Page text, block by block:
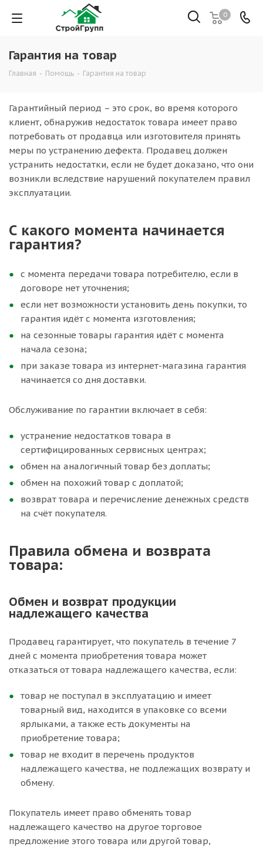
0
Гарантия на товар
Главная - Помощь - Гарантия на товар
Гарантийный период – это срок, во время которого
клиент, обнаружив недостаток товара имеет право
потребовать от продавца или изготовителя принять
меры по устранению дефекта. Продавец должен
устранить недостатки, если не будет доказано, что они
возникли вследствие нарушений покупателем правил
эксплуатации.
С какого момента начинается
гарантия?
с момента передачи товара потребителю, если в
договоре нет уточнения;
если нет возможности установить день покупки, то
гарантия идёт с момента изготовления;
на сезонные товары гарантия идёт с момента
начала сезона;
при заказе товара из интернет-магазина гарантия
начинается со дня доставки.
Обслуживание по гарантии включает в себя:
устранение недостатков товара в
сертифицированных сервисных центрах;
обмен на аналогичный товар без доплаты;
обмен на похожий товар с доплатой;
возврат товара и перечисление денежных средств
на счёт покупателя.
Правила обмена и возврата
товара:
Обмен и возврат продукции
надлежащего качества
Продавец гарантирует, что покупатель в течение 7
дней с момента приобретения товара может
отказаться от товара надлежащего качества, если:
товар не поступал в эксплуатацию и имеет
товарный вид, находится в упаковке со всеми
ярлыками, а также есть документы на
приобретение товара;
товар не входит в перечень продуктов
надлежащего качества, не подлежащих возврату и
обмену.
Покупатель имеет право обменять товар
надлежащего качество на другое торговое
предложение этого товара или другой товар,